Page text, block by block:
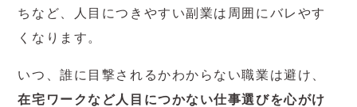
ちなど、人目につきやすい副業は周囲にバレやす
くなります。
いつ、誰に目撃されるかわからない職業は避け、
在宅ワークなど人目につかない仕事選びを心がけ